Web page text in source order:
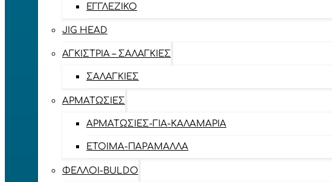
ΕΓΓΛΈΖΙΚΟ
JIG HEAD
ΑΓΚΊΣΤΡΙΑ – ΣΑΛΑΓΚΙΈΣ
ΣΑΛΑΓΚΙΈΣ
ΑΡΜΑΤΩΣΙΈΣ
ΑΡΜΑΤΩΣΙΈΣ-ΓΙΑ-ΚΑΛΑΜΆΡΙΑ
ΈΤΟΙΜΑ-ΠΑΡΆΜΑΛΛΑ
ΦΕΛΛΟΊ-BULDO